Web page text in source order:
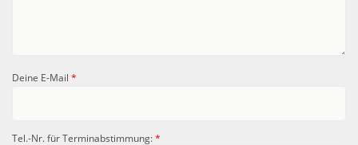
Deine E-Mail *
Tel.-Nr. für Terminabstimmung:*